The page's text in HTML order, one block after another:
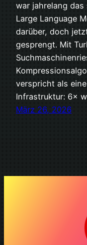
war jahrelang
Large Language
darüber, doch
gesprengt. Mit
verspricht als
Infrastruktur: 6×
März 26, 2026